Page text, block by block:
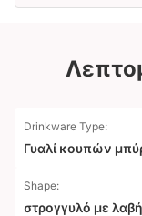
Drinkware Type:
Γυαλί κουπών
Shape:
στρογγυλό με λαβή